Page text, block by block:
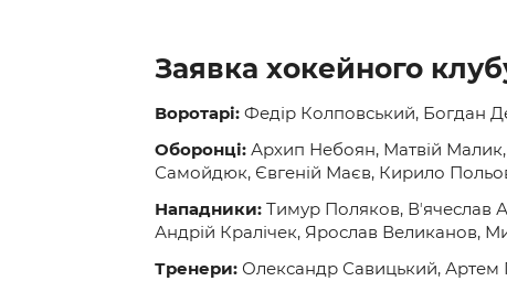
Заявка хокейного
Воротарі: Федір Колповський, Богдан
Оборонці: Архип Небоян, Матвій
Самойдюк, Євгеній Маєв, Кирило
Нападники: Тимур Поляков, Вʼячеслав
Андрій Кралічек, Ярослав Великанов,
Тренери: Олександр Савицький, Артем